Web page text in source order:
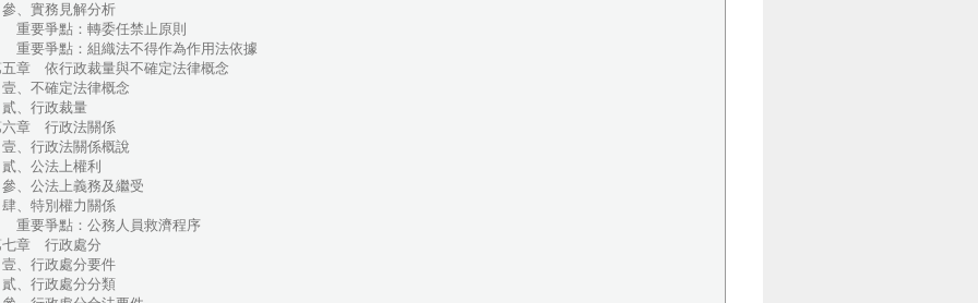
、實務見解分析
要爭點：轉委任禁止原則
要爭點：組織法不得作為作用法依據
五章 依行政裁量與不確定法律概念
、不確定法律概念
、行政裁量
六章 行政法關係
、行政法關係概說
、公法上權利
、公法上義務及繼受
、特別權力關係
要爭點：公務人員救濟程序
七章 行政處分
、行政處分要件
、行政處分分類